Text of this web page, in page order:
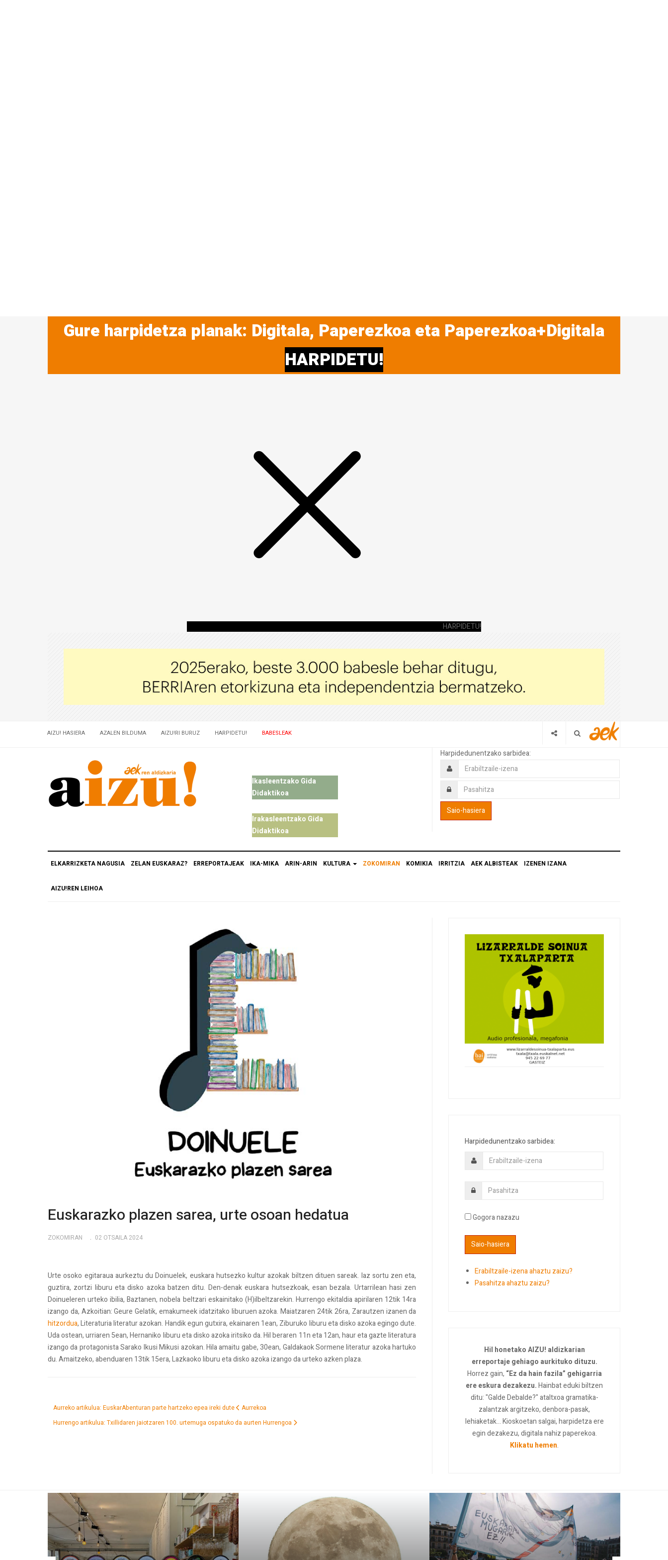
Gure harpidetza planak: Digitala, Paperezkoa eta Paperezkoa+Digitala
HARPIDETU!
HARPIDETU!
AIZU! HASIERA AZALEN BILDUMA AIZU!RI BURUZ HARPIDETU! BABESLEAK
Ikasleentzako Gida
Didaktikoa
Irakasleentzako Gida
Didaktikoa
Harpidedunentzako sarbidea:
ELKARRIZKETA NAGUSIA ZELAN EUSKARAZ? ERREPORTAJEAK IKA-MIKA ARIN-ARIN KULTURA ZOKOMIRAN KOMIKIA IRRITZIA AEK ALBISTEAK IZENEN IZANA
AIZU!REN LEIHOA
Euskarazko plazen sarea, urte osoan hedatua
ZOKOMIRAN 02 OTSAILA 2024
Urte osoko egitaraua aurkeztu du Doinuelek, euskara hutsezko kultur azokak biltzen dituen sareak. Iaz sortu zen eta,
guztira, zortzi liburu eta disko azoka batzen ditu. Den-denak euskara hutsezkoak, esan bezala. Urtarrilean hasi zen
Doinueleren urteko ibilia, Baztanen, nobela beltzari eskainitako (H)ilbeltzarekin. Hurrengo ekitaldia apirilaren 12tik 14ra
izango da, Azkoitian: Geure Gelatik, emakumeek idatzitako liburuen azoka. Maiatzaren 24tik 26ra, Zarautzen izanen da
hitzordua, Literaturia literatur azokan. Handik egun gutxira, ekainaren 1ean, Ziburuko liburu eta disko azoka egingo dute.
Uda ostean, urriaren 5ean, Hernaniko liburu eta disko azoka iritsiko da. Hil beraren 11n eta 12an, haur eta gazte literatura
izango da protagonista Sarako Ikusi Mikusi azokan. Hila amaitu gabe, 30ean, Galdakaok Sormene literatur azoka hartuko
du. Amaitzeko, abenduaren 13tik 15era, Lazkaoko liburu eta disko azoka izango da urteko azken plaza.
Aurreko artikulua: EuskarAbenturan parte hartzeko epea ireki dute
Aurrekoa
Hurrengo artikulua: Txillidaren jaiotzaren 100. urtemuga ospatuko da aurten Hurrengoa
Harpidedunentzako sarbidea:
Gogora nazazu
Erabiltzaile-izena ahaztu zaizu?
Pasahitza ahaztu zaizu?
Hil honetako AIZU! aldizkarian
erreportaje gehiago aurkituko dituzu.
Horrez gain, “Ez da hain fazila” gehigarria
ere eskura dezakezu.Hainbat eduki biltzen
ditu: "Galde Debalde?" ataltxoa gramatika-
zalantzak argitzeko, denbora-pasak,
lehiaketak... Kioskoetan salgai, harpidetza ere
egin dezakezu, digitala nahiz paperekoa.
Klikatu hemen.